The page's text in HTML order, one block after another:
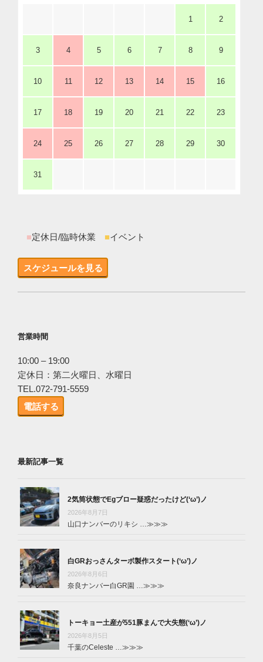
1 2
3 4 5 6 7 8 9
10 11 12 13 14 15 16
17 18 19 20 21 22 23
24 25 26 27 28 29 30
31
■定休日/臨時休業 ■イベント
スケジュールを見る
営業時間
10:00 – 19:00
定休日：第二火曜日、水曜日
TEL.072-791-5559
電話する
最新記事一覧
2気筒状態でEgブロー疑惑だったけど(‘ω’)ノ
2026年8月7日
山口ナンバーのリキシ … ≫≫≫
白GRおっさんターボ製作スタート(‘ω’)ノ
2026年8月6日
奈良ナンバー白GR園 … ≫≫≫
トーキョー土産が551豚まんで大失態(‘ω’)ノ
2026年8月5日
千葉のCeleste … ≫≫≫